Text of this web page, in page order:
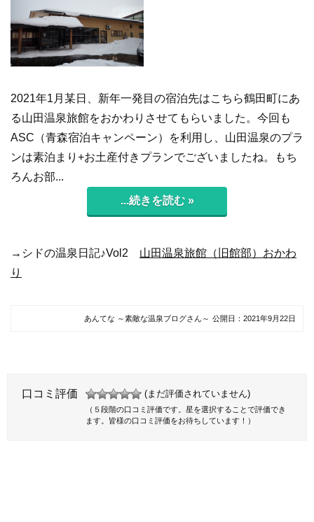
2021年1月某日、新年一発目の宿泊先はこちら鶴田町にあ
る山田温泉旅館をおかわりさせてもらいました。今回も
ASC（青森宿泊キャンペーン）を利用し、山田温泉のプラ
ンは素泊まり+お土産付きプランでございましたね。もち
ろんお部...
...続きを読む »
→シドの温泉日記♪Vol2 山田温泉旅館（旧館部）おかわ
り
あんてな ～素敵な温泉ブログさん～ 公開日： 2021年9月22日
口コミ評価 (まだ評価されていません)
（５段階の口コミ評価です。星を選択することで評価でき
ます。皆様の口コミ評価をお待ちしています！）